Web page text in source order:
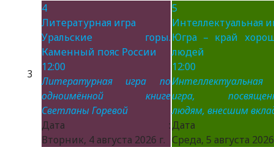
3
4
Литературная игра
Уральские горы.
Каменный пояс России
12:00
Литературная игра по
одноимённой книге
Светланы Горевой
Дата :
Вторник, 4 августа 2026 г.
5
Интеллектуальная
Югра – край
людей
12:00
Интеллектуальная
игра,
людям, внесшим
Дата
Среда, 5 августа